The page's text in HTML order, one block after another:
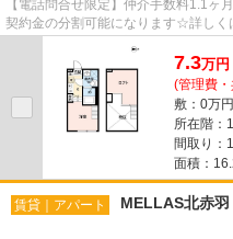
【電話問合せ限定】仲介手数料1.1
契約金の分割可能になります☆詳し
4177】VISION赤羽店までご連絡下さ
7.3万円
(管理費
敷：0万
所在階：
間取り：
面積：
賃貸｜アパート MELLAS北赤羽